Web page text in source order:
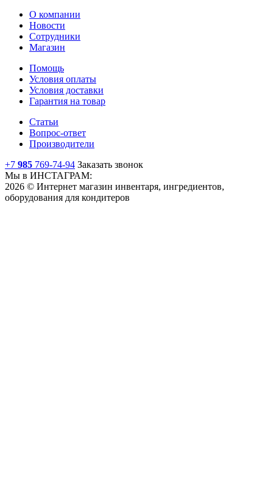
О компании
Новости
Сотрудники
Магазин
Помощь
Условия оплаты
Условия доставки
Гарантия на товар
Статьи
Вопрос-ответ
Производители
+7 985 769-74-94 Заказать звонок
Мы в ИНСТАГРАМ:
2026 © Интернет магазин инвентаря, ингредиентов,
оборудования для кондитеров